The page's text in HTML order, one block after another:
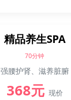
精品养生SPA
70分钟
强腰护肾、滋养脏腑
368元 现价